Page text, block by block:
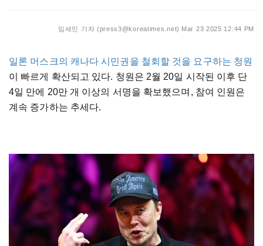
임세민 기자 (press3@koreatimes.net) Mar 23 2025 12:44 PM
일론 머스크의 캐나다 시민권을 철회할 것을 요구하는 청원
이 빠르게 확산되고 있다. 청원은 2월 20일 시작된 이후 단
4일 만에 20만 개 이상의 서명을 확보했으며, 참여 인원은
계속 증가하는 추세다.